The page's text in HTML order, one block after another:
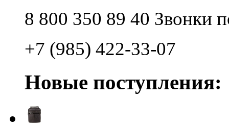
8 800 350 89 40 Звонки
+7 (985) 422-33-07
Новые поступления: